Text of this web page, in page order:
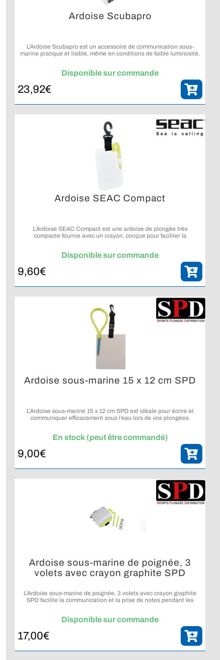
Ardoise Scubapro
L’Ardoise Scubapro est un accessoire de communication sous-
marine pratique et lisible, même en conditions de faible luminosité.
Disponible sur commande
23,92€
Ardoise SEAC Compact
L’Ardoise SEAC Compact est une ardoise de plongée très
compacte fournie avec un crayon, conçue pour faciliter la
Disponible sur commande
9,60€
Ardoise sous-marine 15 x 12 cm SPD
L’Ardoise sous-marine 15 x 12 cm SPD est idéale pour écrire et
communiquer efficacement sous l’eau lors de vos plongées.
En stock (peut être commandé)
9,00€
Ardoise sous-marine de poignée, 3
volets avec crayon graphite SPD
L’Ardoise sous-marine de poignée, 3 volets avec crayon graphite
SPD facilite la communication et la prise de notes pendant les
Disponible sur commande
17,00€